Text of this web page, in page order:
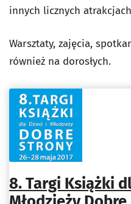
innych licznych
Warsztaty, zajęcia,
również na dorosłych.
8. Targi Książki